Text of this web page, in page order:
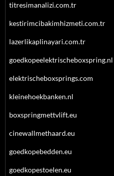
titresimanalizi.com.tr
kestirimcibakimhizmeti.com.tr
lazerlikaplinayari.com.tr
goedkopeelektrischeboxspring.nl
elektrischeboxsprings.com
kleinehoekbanken.nl
boxspringmettvlift.eu
cinewallmethaard.eu
goedkopebedden.eu
goedkopestoelen.eu